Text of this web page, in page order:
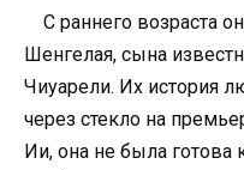
С раннего возраста
Шенгелая, сына
Чиуарели. Их история
через стекло на
Ии, она не была готова